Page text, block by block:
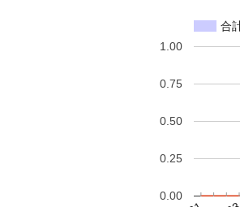
合
0.00
0.25
0.50
0.75
1.00